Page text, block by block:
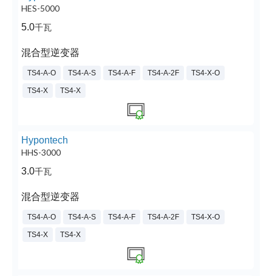
HES-5000
5.0千瓦
混合型逆变器
TS4-A-O TS4-A-S TS4-A-F TS4-A-2F TS4-X-O
TS4-X TS4-X
Hypontech
HHS-3000
3.0千瓦
混合型逆变器
TS4-A-O TS4-A-S TS4-A-F TS4-A-2F TS4-X-O
TS4-X TS4-X